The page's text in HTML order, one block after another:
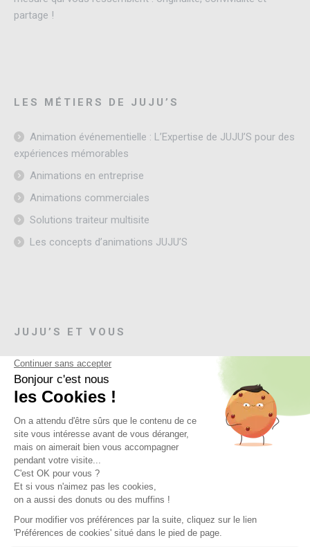
partage !
LES MÉTIERS DE JUJU’S
Animation événementielle : L’Expertise de JUJU’S pour des
expériences mémorables
Animations en entreprise
Animations commerciales
Solutions traiteur multisite
Les concepts d’animations JUJU’S
JUJU’S ET VOUS
Contactez-nous
L'offre Abonnement Convivialité
S'inscrire à la newsletter
SUIVEZ-NOUS